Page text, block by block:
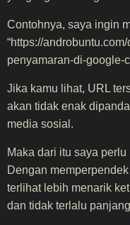
Contohnya, saya ingin
“https://
penyamaran-di-google-
Jika kamu lihat, URL
akan tidak enak
media sosial.
Maka dari itu saya
Dengan
terlihat lebih menarik
dan tidak terlalu